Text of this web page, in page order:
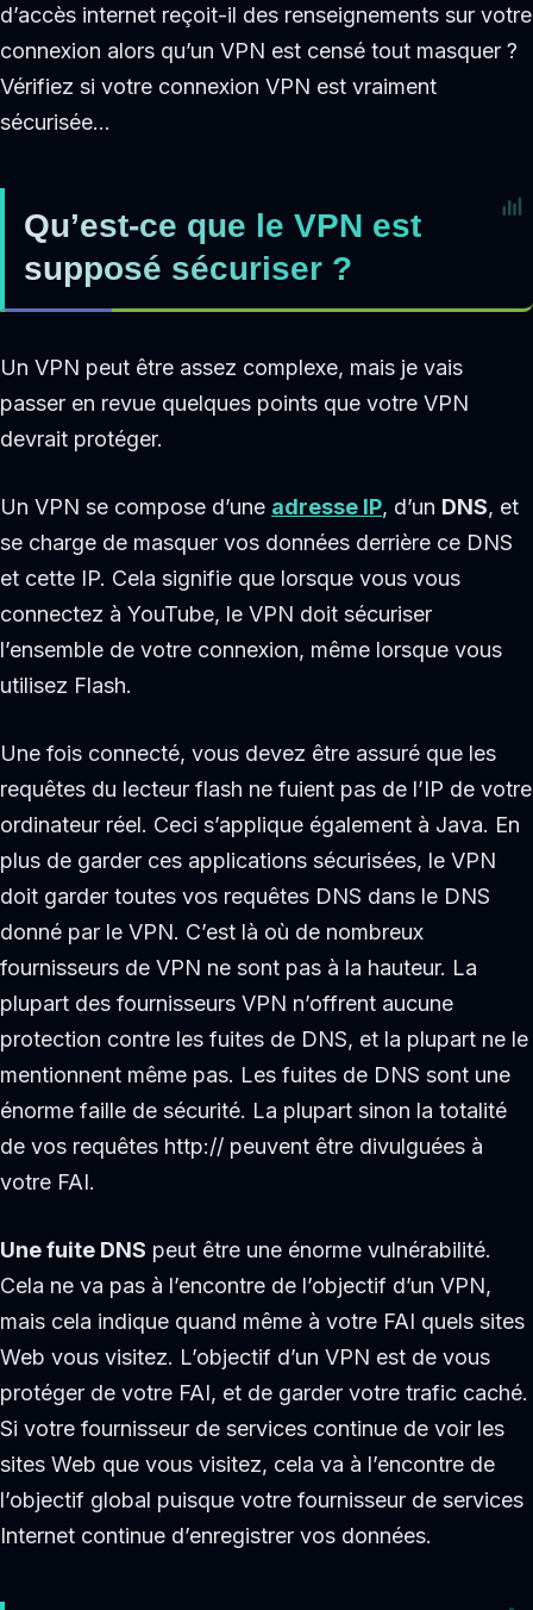
d’accès internet reçoit-il des renseignements sur votre
connexion alors qu’un VPN est censé tout masquer ?
Vérifiez si votre connexion VPN est vraiment
sécurisée…
Qu’est-ce que le VPN est
supposé sécuriser ?
Un VPN peut être assez complexe, mais je vais
passer en revue quelques points que votre VPN
devrait protéger.
Un VPN se compose d’une adresse IP, d’un DNS, et
se charge de masquer vos données derrière ce DNS
et cette IP. Cela signifie que lorsque vous vous
connectez à YouTube, le VPN doit sécuriser
l’ensemble de votre connexion, même lorsque vous
utilisez Flash.
Une fois connecté, vous devez être assuré que les
requêtes du lecteur flash ne fuient pas de l’IP de votre
ordinateur réel. Ceci s’applique également à Java. En
plus de garder ces applications sécurisées, le VPN
doit garder toutes vos requêtes DNS dans le DNS
donné par le VPN. C’est là où de nombreux
fournisseurs de VPN ne sont pas à la hauteur. La
plupart des fournisseurs VPN n’offrent aucune
protection contre les fuites de DNS, et la plupart ne le
mentionnent même pas. Les fuites de DNS sont une
énorme faille de sécurité. La plupart sinon la totalité
de vos requêtes http:// peuvent être divulguées à
votre FAI.
Une fuite DNS peut être une énorme vulnérabilité.
Cela ne va pas à l’encontre de l’objectif d’un VPN,
mais cela indique quand même à votre FAI quels sites
Web vous visitez. L’objectif d’un VPN est de vous
protéger de votre FAI, et de garder votre trafic caché.
Si votre fournisseur de services continue de voir les
sites Web que vous visitez, cela va à l’encontre de
l’objectif global puisque votre fournisseur de services
Internet continue d’enregistrer vos données.